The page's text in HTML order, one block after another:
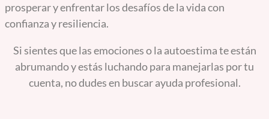
prosperar y enfrentar los desafíos de la vida con
confianza y resiliencia.
Si sientes que las emociones o la autoestima te están
abrumando y estás luchando para manejarlas por tu
cuenta, no dudes en buscar ayuda profesional.